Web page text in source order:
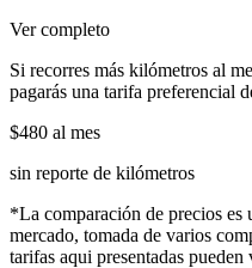
Ver completo
Si recorres más kilómetros al
pagarás una tarifa preferencial
$480 al mes
sin reporte de kilómetros
*La comparación de precios es
mercado, tomada de varios
tarifas aqui presentadas pueden